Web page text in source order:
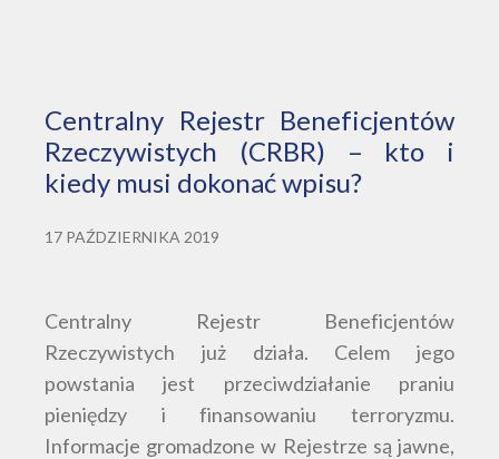
Centralny Rejestr Beneficjentów
Rzeczywistych (CRBR) – kto i
kiedy musi dokonać wpisu?
17 PAŹDZIERNIKA 2019
Centralny Rejestr Beneficjentów
Rzeczywistych już działa. Celem jego
powstania jest przeciwdziałanie praniu
pieniędzy i finansowaniu terroryzmu.
Informacje gromadzone w Rejestrze są jawne,